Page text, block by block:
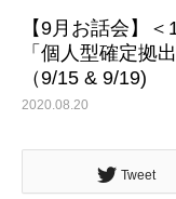
【9月お話会】
「個人型確定拠
（9/15 & 9/19)
2020.08.20
Tweet